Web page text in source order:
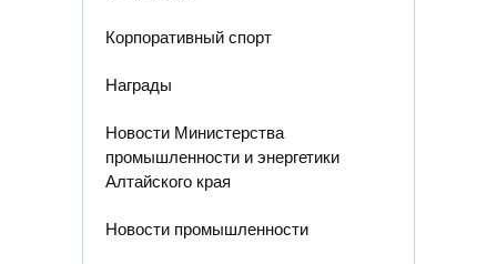
Корпоративный спорт
Награды
Новости Министерства
промышленности и энергетики
Алтайского края
Новости промышленности